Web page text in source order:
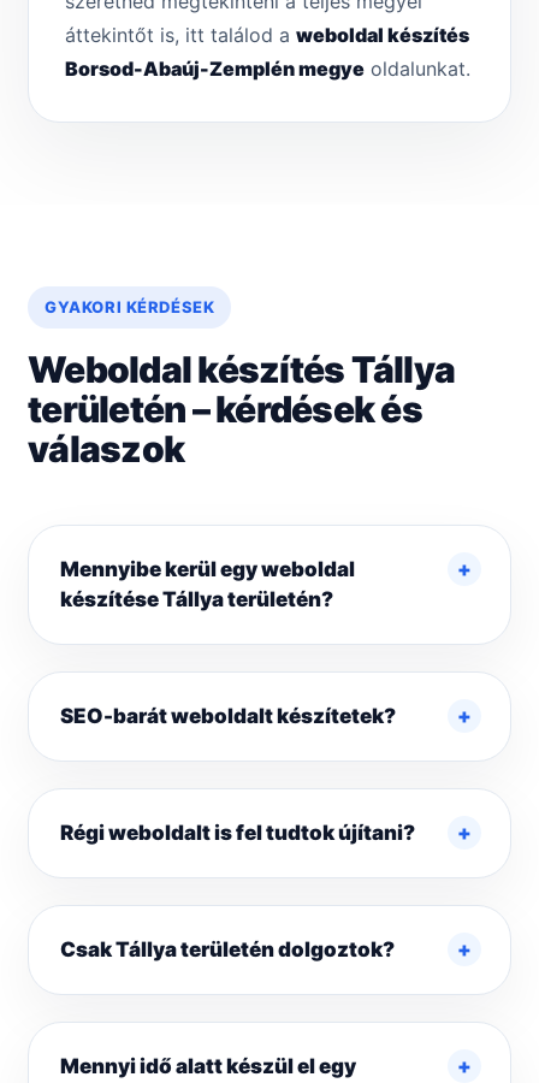
áttekintőt is, itt találod a weboldal készítés
Borsod-Abaúj-Zemplén megye oldalunkat.
GYAKORI KÉRDÉSEK
Weboldal készítés Tállya
területén – kérdések és
válaszok
Mennyibe kerül egy weboldal
készítése Tállya területén?
SEO-barát weboldalt készítetek?
Régi weboldalt is fel tudtok újítani?
Csak Tállya területén dolgoztok?
Mennyi idő alatt készül el egy